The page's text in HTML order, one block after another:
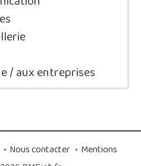
/ aux entreprises
• Nous contacter • Mentions